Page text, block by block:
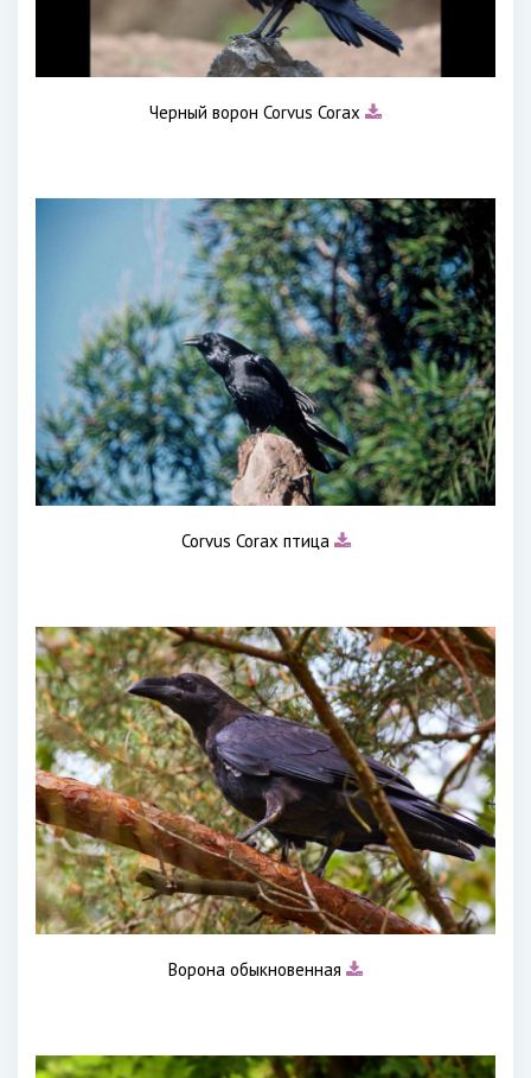
Черный ворон Corvus Corax
Corvus Corax птица
Ворона обыкновенная